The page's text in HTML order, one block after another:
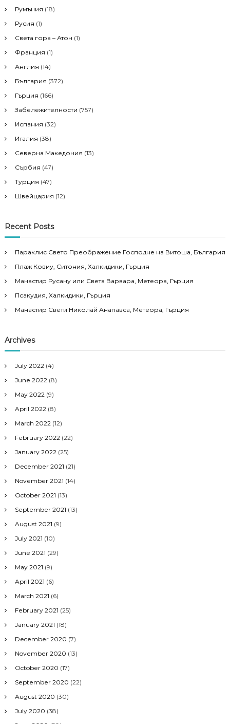
r
Румъния (18)
Русия (1)
Света гора – Атон (1)
Франция (1)
Англия (14)
България (372)
Гърция (166)
Забележителности (757)
Испания (32)
Италия (38)
Северна Македония (13)
Сърбия (47)
Турция (47)
Швейцария (12)
Recent Posts
Параклис Свето Преображение Господне на Витоша, България
Плаж Ковиу, Ситония, Халкидики, Гърция
Манастир Русану или Света Варвара, Метеора, Гърция
Псакудия, Халкидики, Гърция
Манастир Свети Николай Анапавса, Метеора, Гърция
Archives
July 2022 (4)
June 2022 (8)
May 2022 (9)
April 2022 (8)
March 2022 (12)
February 2022 (22)
January 2022 (25)
December 2021 (21)
November 2021 (14)
October 2021 (13)
September 2021 (13)
August 2021 (9)
July 2021 (10)
June 2021 (29)
May 2021 (9)
April 2021 (6)
March 2021 (6)
February 2021 (25)
January 2021 (18)
December 2020 (7)
November 2020 (13)
October 2020 (17)
September 2020 (22)
August 2020 (30)
July 2020 (38)